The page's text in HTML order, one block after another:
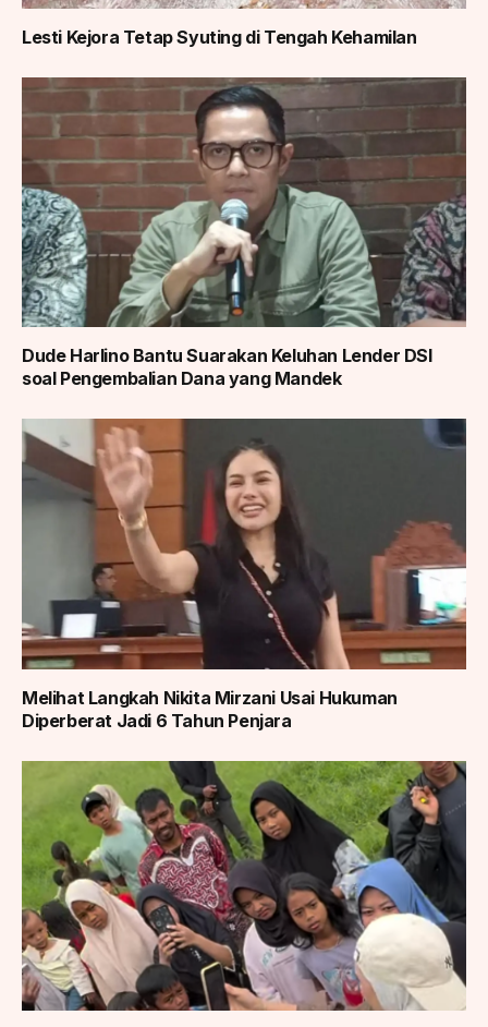
Lesti Kejora Tetap Syuting di Tengah Kehamilan
Dude Harlino Bantu Suarakan Keluhan Lender DSI
soal Pengembalian Dana yang Mandek
Melihat Langkah Nikita Mirzani Usai Hukuman
Diperberat Jadi 6 Tahun Penjara